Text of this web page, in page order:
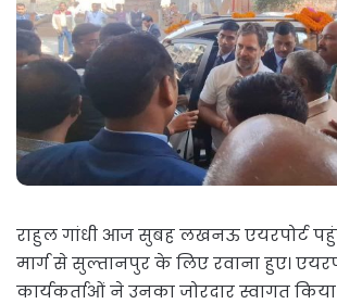
राहुल गांधी आज सुबह लखनऊ एयरपोर्ट
मार्ग से सुल्तानपुर के लिए रवाना हुए।
कार्यकर्ताओं ने उनका जोरदार स्वागत